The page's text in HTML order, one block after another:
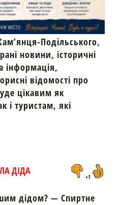
Подільського,
новини, історичні
інформація,
відомості про
цікавим як
і туристам, які
ДІДА
+1
дідом? — Спиртне